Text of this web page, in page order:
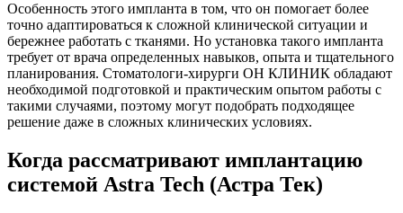
Особенность этого импланта в том, что он помогает более
точно адаптироваться к сложной клинической ситуации и
бережнее работать с тканями. Но установка такого импланта
требует от врача определенных навыков, опыта и тщательного
планирования. Стоматологи-хирурги ОН КЛИНИК обладают
необходимой подготовкой и практическим опытом работы с
такими случаями, поэтому могут подобрать подходящее
решение даже в сложных клинических условиях.
Когда рассматривают имплантацию
системой Astra Tech (Астра Тек)